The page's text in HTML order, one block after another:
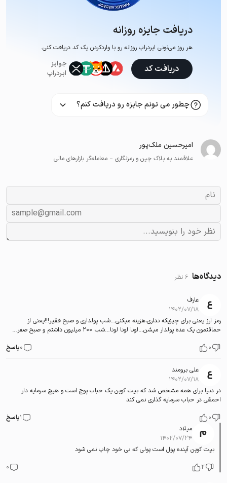
دریافت جایزه روزانه
هر روز می‌تونی ایردراپ روزانه رو با وارد‌کردن یک کد دریافت کنی.
جوایز
ایردراپ
دریافت کد
چطور می تونم جایزه رو دریافت کنم؟
امیرحسین ملک‌پور
علاقمند به بلاک چین و رمزنگاری - معامله‌گر بازارهای مالی
دیدگاه‌ها 6 نظر
عارف
۱۴۰۲/۰۷/۱۸
رمز ارز یعنی برای چیزیکه نداری،هزینه میکنی…شب پولداری و صبح فقیر!!!یعنی از
حماقتمون یک عده پولدار میشن…لونا لونا لونا…شب ۲۰۰ میلیون داشتم و صبح صفر…
0
0پاسخ
علی برومند
۱۴۰۲/۰۷/۱۸
در دنیا برای همه مشخص شد که بیت کوین یک حباب پوچ است و هیچ سرمایه دار
احمقی در حباب سرمایه گذاری نمی کند
0
1پاسخ
میلاد
۱۴۰۲/۰۷/۲۴
بیت کوین آینده پول است پولی که بی خود چاپ نمی شود
2
0